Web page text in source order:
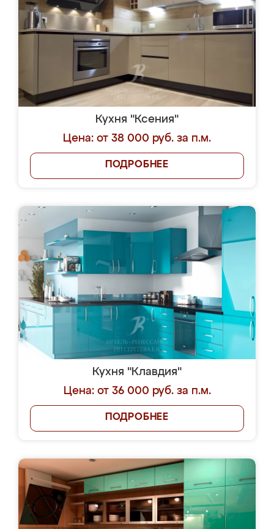
Кухня "Ксения"
Цена: от 38 000 руб. за п.м.
ПОДРОБНЕЕ
Кухня "Клавдия"
Цена: от 36 000 руб. за п.м.
ПОДРОБНЕЕ